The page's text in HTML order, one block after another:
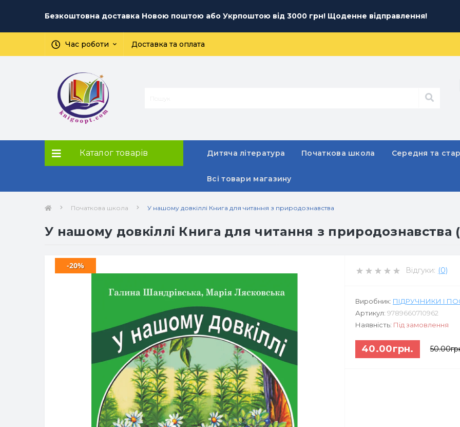
Безкоштовна доставка Новою поштою або Укрпоштою від 3000 грн! Щоденне відправлення!
Час роботи Доставка та оплата
Каталог товарів Дитяча література Початкова школа Середня та
Всі товари магазину
Початкова школа У нашому довкіллі Книга для читання з природознавства
У нашому довкіллі Книга для читання з природознавства
-20% Відгуки: (0)
Виробник: ПІДРУЧНИКИ І
Артикул: 9789660710962
Наявність: Під замовлення
40.00грн.